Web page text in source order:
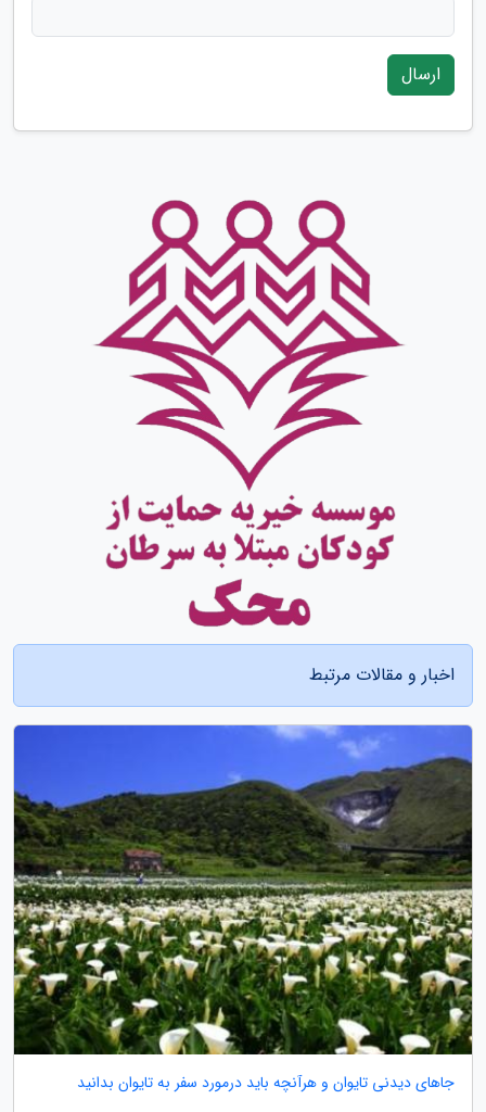
ارسال
اخبار و مقالات مرتبط
جاهای دیدنی تایوان و هرآنچه باید درمورد سفر به تایوان بدانید